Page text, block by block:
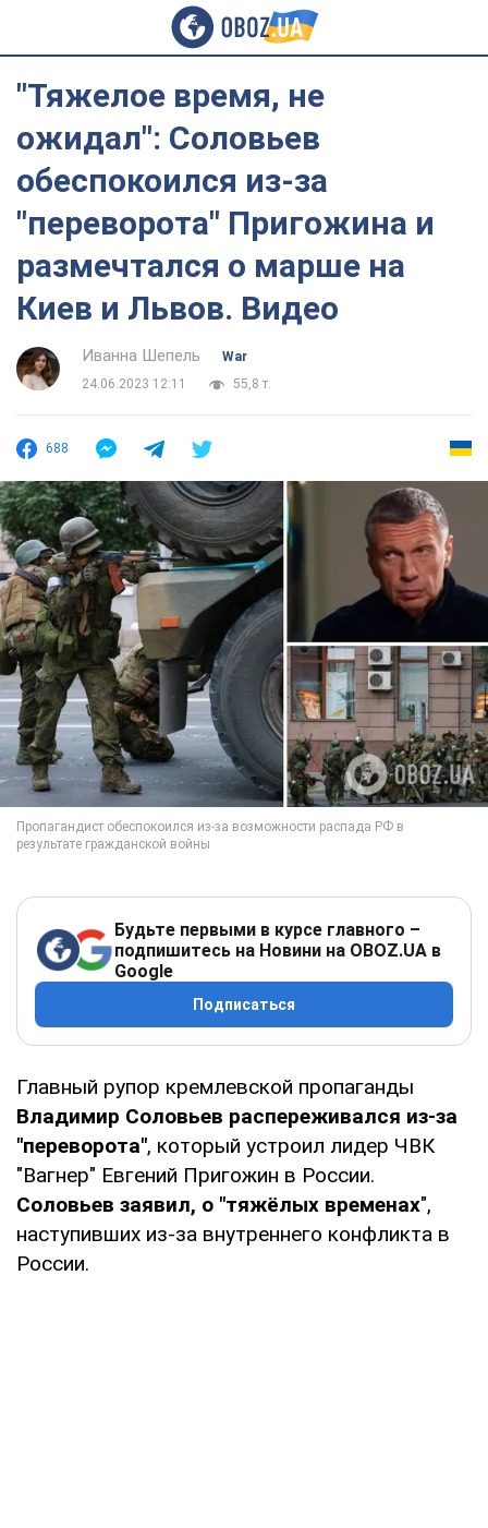
"Тяжелое время, не
ожидал": Соловьев
обеспокоился из-за
"переворота" Пригожина и
размечтался о марше на
Киев и Львов. Видео
Иванна Шепель
War
24.06.2023 12:11
55,8 т.
688
Будьте первыми в курсе главного –
подпишитесь на Новини на OBOZ.UA в
Google
Подписаться
Главный рупор кремлевской пропаганды
Владимир Соловьев распереживался из-за
"переворота", который устроил лидер ЧВК
"Вагнер" Евгений Пригожин в России.
Соловьев заявил, о "тяжёлых временах",
наступивших из-за внутреннего конфликта в
России.